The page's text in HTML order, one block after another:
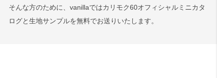
そんな方のために、vanillaではカリモク60オフィシャルミニカタ
ログと生地サンプルを無料でお送りいたします。